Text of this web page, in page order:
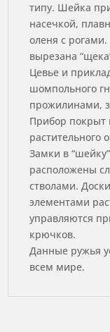
типу. Шейка
насечкой,
оленя с
вырезана
Цевье и
шомпольного
прожилинами,
Прибор покрыт
растительного
Замки в
расположены
стволами.
элементами
управляются
крючков.
Данные ружья
всем мире.